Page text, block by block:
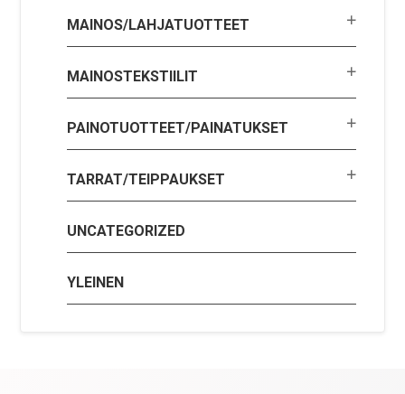
MAINOS/LAHJATUOTTEET
MAINOSTEKSTIILIT
PAINOTUOTTEET/PAINATUKSET
TARRAT/TEIPPAUKSET
UNCATEGORIZED
YLEINEN